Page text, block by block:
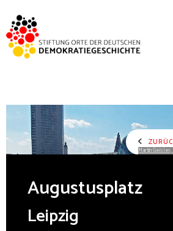
Martin Geisler,
Augustusplatz
Leipzig